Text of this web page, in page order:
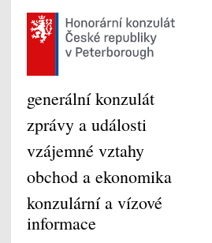
generální konzulát
zprávy a události
vzájemné vztahy
obchod a ekonomika
konzulární a vízové
informace